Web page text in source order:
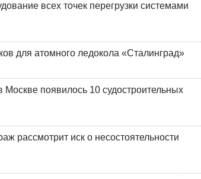
всех точек перегрузки системами
для атомного ледокола «Сталинград»
появилось 10 судостроительных
рассмотрит иск о несостоятельности